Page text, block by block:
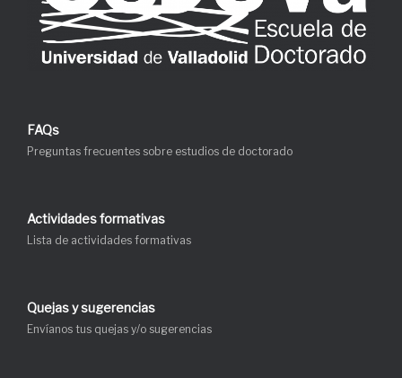
FAQs
Preguntas frecuentes sobre estudios de doctorado
Actividades formativas
Lista de actividades formativas
Quejas y sugerencias
Envíanos tus quejas y/o sugerencias